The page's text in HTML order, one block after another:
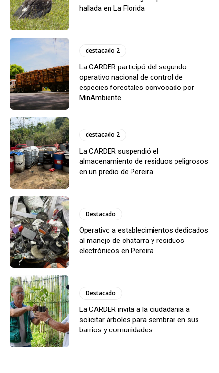
hallada en La Florida
destacado 2
La CARDER participó del segundo
operativo nacional de control de
especies forestales convocado por
MinAmbiente
destacado 2
La CARDER suspendió el
almacenamiento de residuos peligrosos
en un predio de Pereira
Destacado
Operativo a establecimientos dedicados
al manejo de chatarra y residuos
electrónicos en Pereira
Destacado
La CARDER invita a la ciudadanía a
solicitar árboles para sembrar en sus
barrios y comunidades